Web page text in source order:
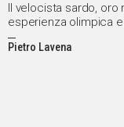
Il velocista sardo, oro
esperienza olimpica
rivolto a Los Angeles
Pietro Lavena